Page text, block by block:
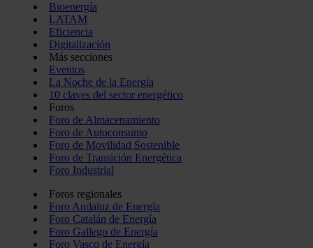
Bioenergía
LATAM
Eficiencia
Digitalización
Más secciones
Eventos
La Noche de la Energía
10 claves del sector energético
Foros
Foro de Almacenamiento
Foro de Autoconsumo
Foro de Movilidad Sostenible
Foro de Transición Energética
Foro Industrial
Foros regionales
Foro Andaluz de Energía
Foro Catalán de Energía
Foro Gallego de Energía
Foro Vasco de Energía